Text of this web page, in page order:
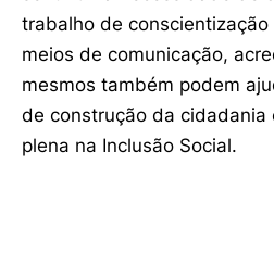
trabalho de
meios de comunicação,
mesmos também podem
de construção da cidadania
plena na Inclusão Social.